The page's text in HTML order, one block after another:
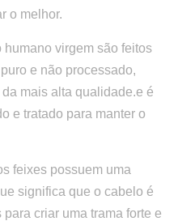
o melhor.
virgem são feitos
e não processado,
mais alta qualidade.e é
e tratado para manter o
feixes possuem uma
significa que o cabelo é
criar uma trama forte e